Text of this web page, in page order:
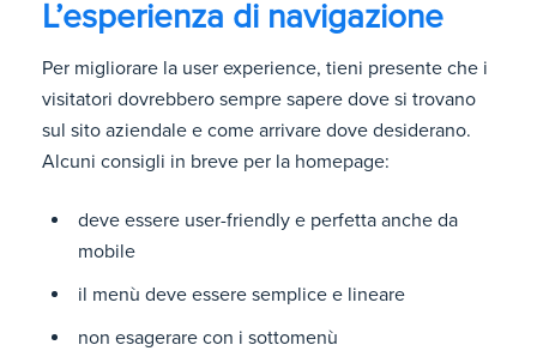
L’esperienza di navigazione
Per migliorare la user experience, tieni presente che i
visitatori dovrebbero sempre sapere dove si trovano
sul sito aziendale e come arrivare dove desiderano.
Alcuni consigli in breve per la homepage:
deve essere user-friendly e perfetta anche da
mobile
il menù deve essere semplice e lineare
non esagerare con i sottomenù